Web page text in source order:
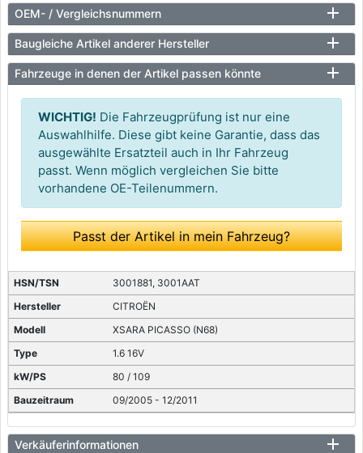
OEM- / Vergleichsnummern
Baugleiche Artikel anderer Hersteller
Fahrzeuge in denen der Artikel passen könnte
WICHTIG! Die Fahrzeugprüfung ist nur eine
Auswahlhilfe. Diese gibt keine Garantie, dass das
ausgewählte Ersatzteil auch in Ihr Fahrzeug
passt. Wenn möglich vergleichen Sie bitte
vorhandene OE-Teilenummern.
Passt der Artikel in mein Fahrzeug?
3001881, 3001AAT
CITROËN
XSARA PICASSO (N68)
1.6 16V
80 / 109
09/2005 - 12/2011
Verkäuferinformationen